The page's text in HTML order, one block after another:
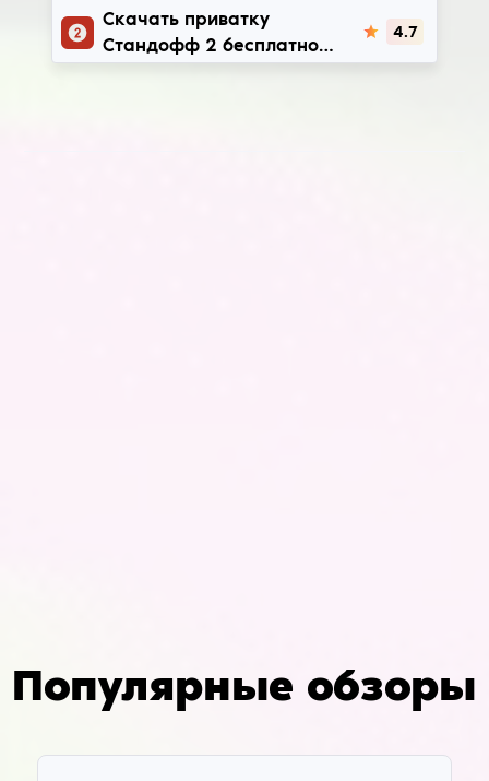
Скачать приватку
Стандофф 2 бесплатно
4.7
Популярные обзоры